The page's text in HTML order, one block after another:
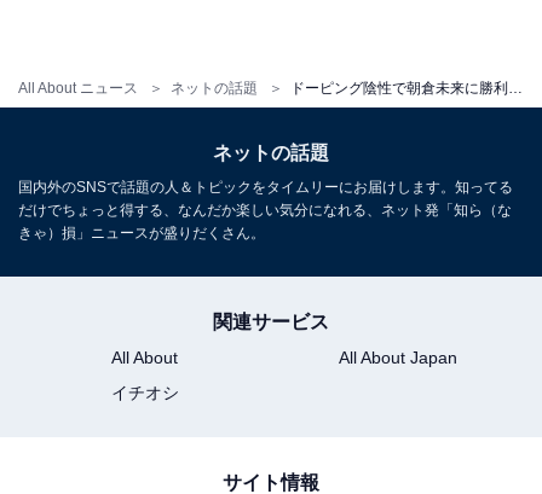
All About ニュース ネットの話題
ネットの話題
国内外のSNSで話題の人＆トピックをタイムリーにお届けします。知ってる
だけでちょっと得する、なんだか楽しい気分になれる、ネット発「知ら（な
きゃ）損」ニュースが盛りだくさん。
関連サービス
All About
All About Japan
イチオシ
サイト情報